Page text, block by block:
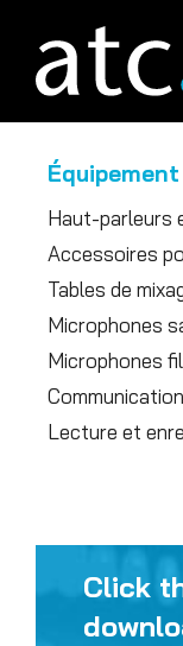
content
Haut-parleurs
Accessoires
Tables de
Microphones
Microphones
Communication
Lecture et
Click